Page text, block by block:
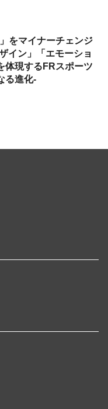
をマイナーチェンジ
イン」「エモーショ
体現するFRスポーツ
る進化-